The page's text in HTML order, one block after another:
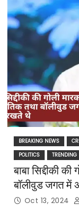
BREAKING NEWS
POLITICS
TRENDING
बाबा सिद्दीकी
बॉलीवुड जगत
Oct 13, 2024